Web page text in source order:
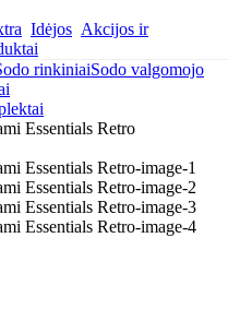
Idėjos Akcijos ir
rinkiniaiSodo valgomojo